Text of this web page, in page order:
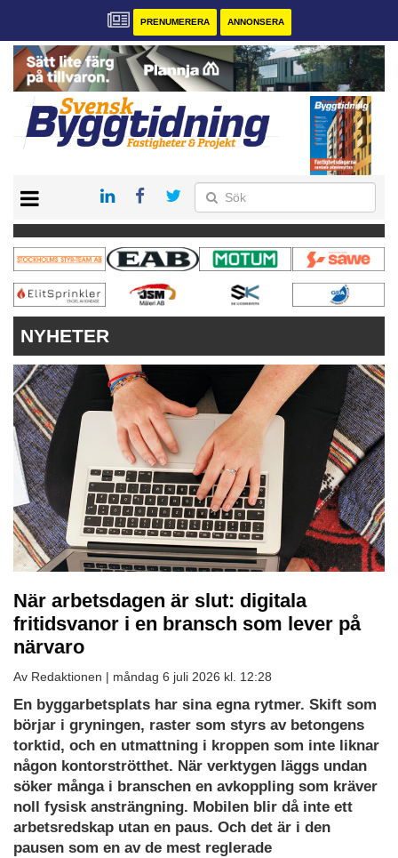
PRENUMERERA ANNONSERA
PRENUMERERA
VÅRA ANDRA MAGASIN
ANNONSERA
KONTAKT
NYHETER
När arbetsdagen är slut: digitala
fritidsvanor i en bransch som lever på
närvaro
Av Redaktionen | måndag 6 juli 2026 kl. 12:28
En byggarbetsplats har sina egna rytmer. Skift som
börjar i gryningen, raster som styrs av betongens
torktid, och en utmattning i kroppen som inte liknar
någon kontorströtthet. När verktygen läggs undan
söker många i branschen en avkoppling som kräver
noll fysisk ansträngning. Mobilen blir då inte ett
arbetsredskap utan en paus. Och det är i den
pausen som en av de mest reglerade